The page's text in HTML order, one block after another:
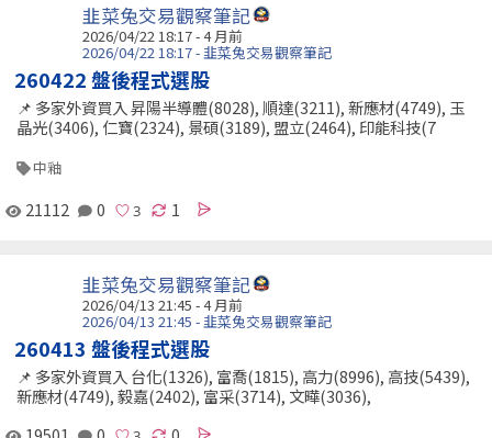
韭菜兔交易觀察筆記
2026/04/22 18:17 - 4 月前
2026/04/22 18:17 - 韭菜兔交易觀察筆記
260422 盤後程式選股
📌 多家外資買入 昇陽半導體(8028), 順達(3211), 新應材(4749), 玉
晶光(3406), 仁寶(2324), 景碩(3189), 盟立(2464), 印能科技(7
中釉
21112 0 1
韭菜兔交易觀察筆記
2026/04/13 21:45 - 4 月前
2026/04/13 21:45 - 韭菜兔交易觀察筆記
260413 盤後程式選股
📌 多家外資買入 台化(1326), 富喬(1815), 高力(8996), 高技(5439),
新應材(4749), 毅嘉(2402), 富采(3714), 文曄(3036),